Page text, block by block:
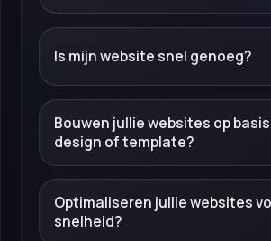
Is mijn website snel genoeg?
Bouwen jullie websites op
design of template?
Optimaliseren jullie websites
snelheid?